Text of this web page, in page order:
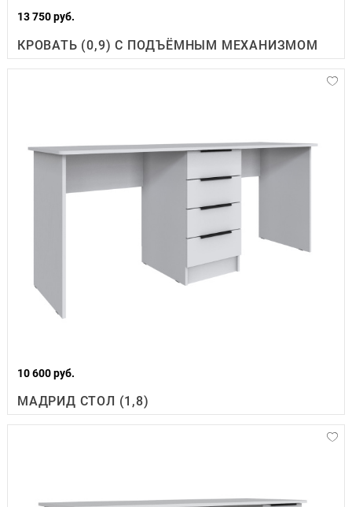
13 750 руб.
КРОВАТЬ (0,9) С ПОДЪЁМНЫМ МЕХАНИЗМОМ
10 600 руб.
МАДРИД СТОЛ (1,8)